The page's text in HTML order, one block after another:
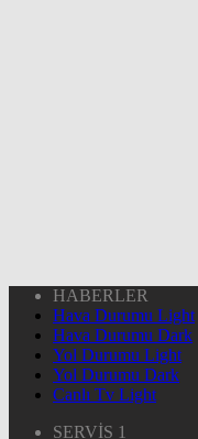
HABERLER
Hava Durumu Light
Hava Durumu Dark
Yol Durumu Light
Yol Durumu Dark
Canlı Tv Light
SERVİS 1